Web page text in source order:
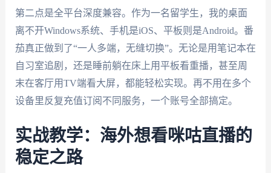
第二点是全平台深度兼容。作为一名留学生，我的桌面
离不开Windows系统、手机是iOS、平板则是Android。番
茄真正做到了“一人多端，无缝切换”。无论是用笔记本在
自习室追剧，还是睡前躺在床上用平板看重播，甚至周
末在客厅用TV端看大屏，都能轻松实现。再不用在多个
设备里反复充值订阅不同服务，一个账号全部搞定。
实战教学：海外想看咪咕直播的
稳定之路